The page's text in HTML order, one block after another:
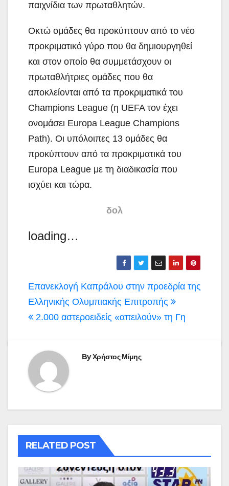
παιχνίδια των πρωταθλητών.
Οκτώ ομάδες θα προκύπτουν από το νέο
προκριματικό γύρο που θα δημιουργηθεί
και στον οποίο θα συμμετάσχουν οι
πρωταθλήτριες ομάδες που θα
αποκλείονται από τα προκριματικά του
Champions League (η UEFA τον έχει
ονομάσει Europa League Champions
Path). Οι υπόλοιπες 13 ομάδες θα
προκύπτουν από τα προκριματικά του
Europa League με τη διαδικασία που
ισχύει και τώρα.
δολ
loading…
Πλοήγηση
άρθρων
Επανεκλογή Καπράλου στην προεδρία της
Ελληνικής Ολυμπιακής Επιτροπής
2.000 αστεροειδείς «απειλούν» τη Γη
ByΧρήστος Μίμης
RELATED POST